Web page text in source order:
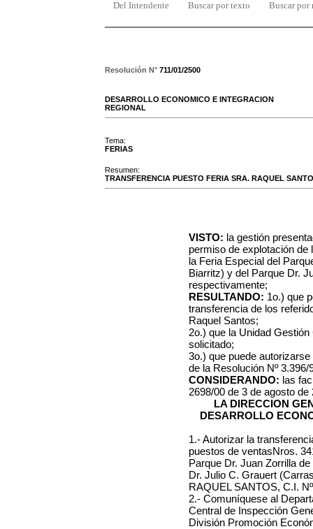
Del Intendente Buscar por texto Buscar por
Resolución N° 711/01/2500
DESARROLLO ECONOMICO E INTEGRACION
REGIONAL
Tema:
FERIAS
Resumen:
TRANSFERENCIA PUESTO FERIA SRA. RAQUEL
VISTO: la gestión
permiso de explotación
la Feria Especial del
Biarritz) y del Parque Dr.
respectivamente;
RESULTANDO: 1o.) que
transferencia de los
Raquel Santos;
2o.) que la Unidad
solicitado;
3o.) que puede
de la Resolución Nº 3.396/
CONSIDERANDO: las
2698/00 de 3 de agosto de
LA DIRECCION
DESARROLLO
1.- Autorizar la
puestos de ventasNros.
Parque Dr. Juan Zorrilla
Dr. Julio C. Grauert
RAQUEL SANTOS, C.I.
2.- Comuníquese al
Central de Inspección
División Promoción